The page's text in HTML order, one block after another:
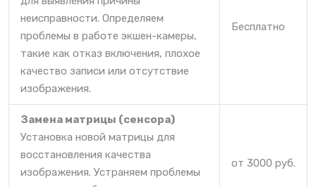
неисправности. Определяем
проблемы в работе экшен-камеры,
такие как отказ включения, плохое
качество записи или отсутствие
изображения.
Бесплатно
Замена матрицы (сенсора)
Установка новой матрицы для
восстановления качества
изображения. Устраняем проблемы
от 3000 руб.